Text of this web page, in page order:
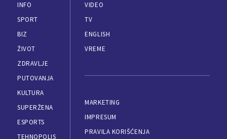
INFO
SPORT
BIZ
ŽIVOT
ZDRAVLJE
PUTOVANJA
KULTURA
SUPERŽENA
ESPORTS
TEHNOPOLIS
VIDEO
TV
ENGLISH
VREME
MARKETING
IMPRESUM
PRAVILA KORIŠĆENJA